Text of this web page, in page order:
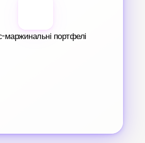
маржинальні портфелі